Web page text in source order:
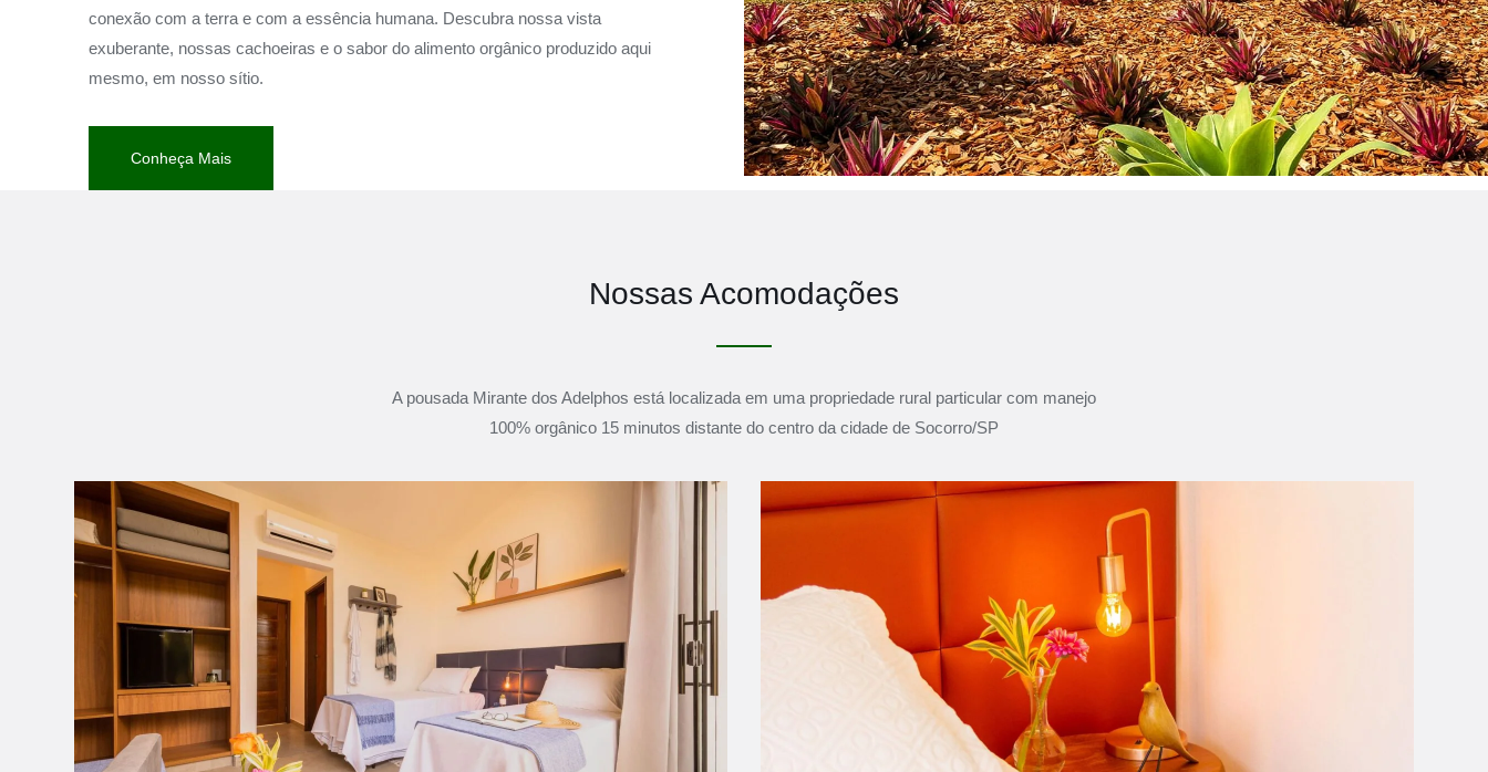
conexão com a terra e com a essência humana. Descubra nossa vista
exuberante, nossas cachoeiras e o sabor do alimento orgânico produzido aqui
mesmo, em nosso sítio.
Conheça Mais
Nossas Acomodações
A pousada Mirante dos Adelphos está localizada em uma propriedade rural particular com manejo
100% orgânico 15 minutos distante do centro da cidade de Socorro/SP